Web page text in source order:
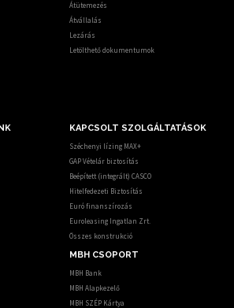
Átütemezés
Átvállalás
Lezárás
Letölthető dokumentumok
KAPCSOLT SZOLGÁLTATÁSOK
Széchenyi lízing MAX+
GAP Vételár biztosítás
Beépített (integrált) CASCO
Hitelfedezeti Biztosítás
Euró finanszírozás
Euroleasing Ingatlan Zrt.
Összes konstrukció
MBH CSOPORT
MBH Bank
MBH Alapkezelő
MBH SZÉP Kártya